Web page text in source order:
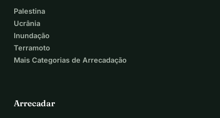
Palestina
Ucrânia
Inundação
Terramoto
Mais Categorias de Arrecadação
Arrecadar